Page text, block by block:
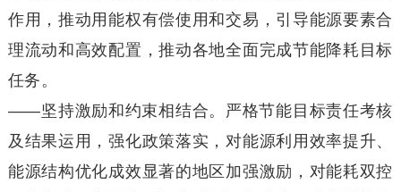
作用，推动用能权有偿使用和交易，引导能源要素合
理流动和高效配置，推动各地全面完成节能降耗目标
任务。
——坚持激励和约束相结合。严格节能目标责任考核
及结果运用，强化政策落实，对能源利用效率提升、
能源结构优化成效显著的地区加强激励，对能耗双控